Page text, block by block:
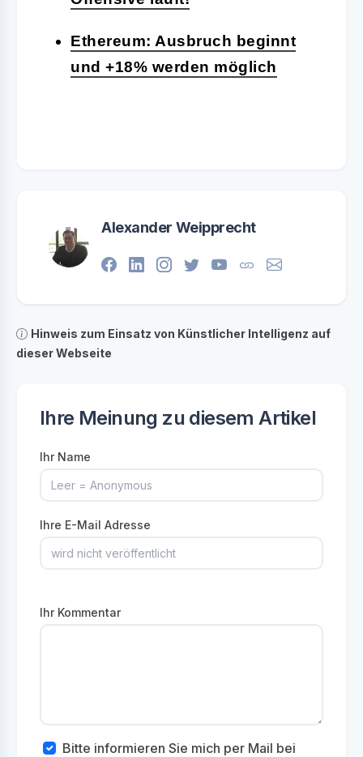
Ethereum: Ausbruch beginnt
und +18% werden möglich
Alexander Weipprecht
Hinweis zum Einsatz von Künstlicher Intelligenz auf
dieser Webseite
Ihre Meinung zu diesem Artikel
Ihr Name
Ihre E-Mail Adresse
Ihr Kommentar
Bitte informieren Sie mich per Mail bei